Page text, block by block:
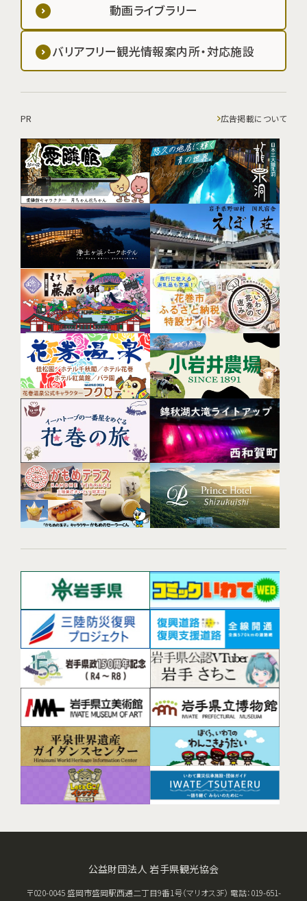
動画ライブラリー
バリアフリー観光情報案内所・対応施設
PR 広告掲載について
公益財団法人 岩手県観光協会
〒020-0045 盛岡市盛岡駅西通二丁目9番1号（マリオス3F） 電話：019-651-